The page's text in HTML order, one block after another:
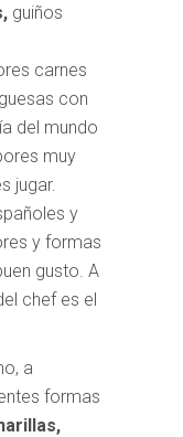
guiños
carnes
con
del mundo
muy
jugar.
y
y formas
gusto. A
chef es el
a
formas